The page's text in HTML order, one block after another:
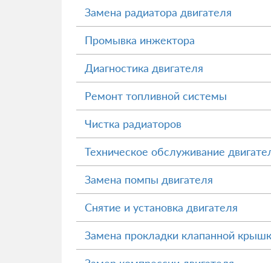
Замена радиатора двигателя
Промывка инжектора
Диагностика двигателя
Ремонт топливной системы
Чистка радиаторов
Техническое обслуживание
Замена помпы двигателя
Снятие и установка двигателя
Замена прокладки клапанной